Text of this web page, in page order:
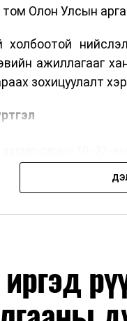
том Олон Улсын
холбоотой
ажиллагааг
зохицуулалт
сарын 17–28-
хүүхэд бүртгэх
дүгээр сарын 1-нээс